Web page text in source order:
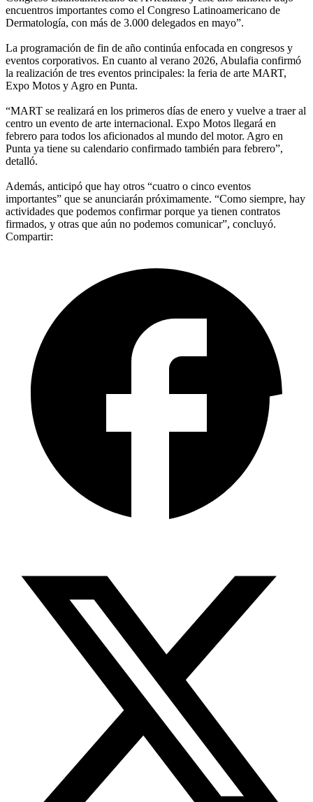
encuentros importantes como el Congreso Latinoamericano de
Dermatología, con más de 3.000 delegados en mayo”.
La programación de fin de año continúa enfocada en congresos y
eventos corporativos. En cuanto al verano 2026, Abulafia confirmó
la realización de tres eventos principales: la feria de arte MART,
Expo Motos y Agro en Punta.
“MART se realizará en los primeros días de enero y vuelve a traer al
centro un evento de arte internacional. Expo Motos llegará en
febrero para todos los aficionados al mundo del motor. Agro en
Punta ya tiene su calendario confirmado también para febrero”,
detalló.
Además, anticipó que hay otros “cuatro o cinco eventos
importantes” que se anunciarán próximamente. “Como siempre, hay
actividades que podemos confirmar porque ya tienen contratos
firmados, y otras que aún no podemos comunicar”, concluyó.
Compartir: